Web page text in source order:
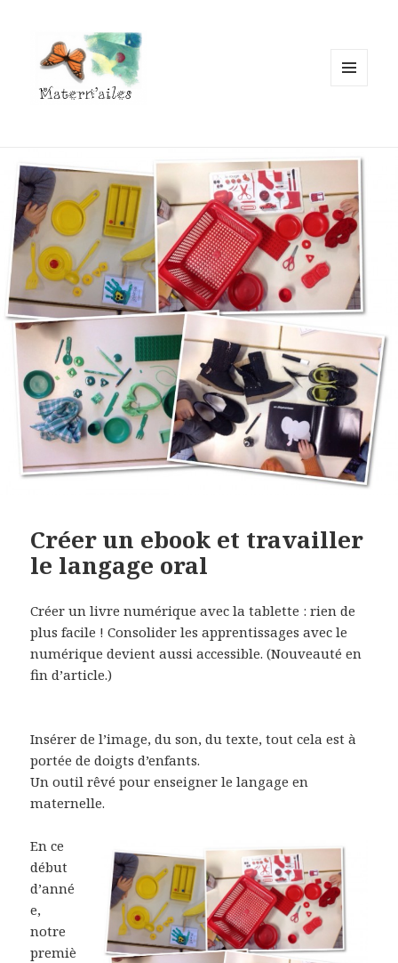
Créer un ebook et travailler
le langage oral
Créer un livre numérique avec la tablette : rien de
plus facile ! Consolider les apprentissages avec le
numérique devient aussi accessible. (Nouveauté en
fin d’article.)
Insérer de l’image, du son, du texte, tout cela est à
portée de doigts d’enfants.
Un outil rêvé pour enseigner le langage en
maternelle.
En ce
début
d’anné
e,
notre
premiè